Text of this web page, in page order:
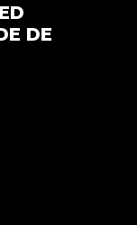
DE